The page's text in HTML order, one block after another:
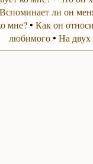
Вспоминает ли он
мне?• Как он
любимого• На двух